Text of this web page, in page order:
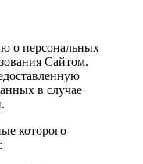
о персональных
Сайтом.
в случае
которого